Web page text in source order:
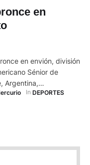
en
en envión, división
Sénior de
Argentina,
2024. El halterista
In DEPORTES